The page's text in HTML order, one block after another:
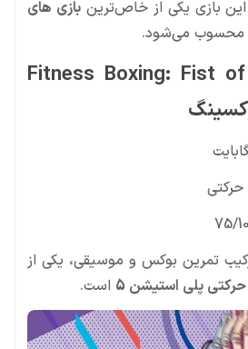
بازی های
محسوب می‌شود.
3. Fitness Boxing: Fist
تمرین بوکس و موسیقی، یکی از
پلی استیشن 5 است.